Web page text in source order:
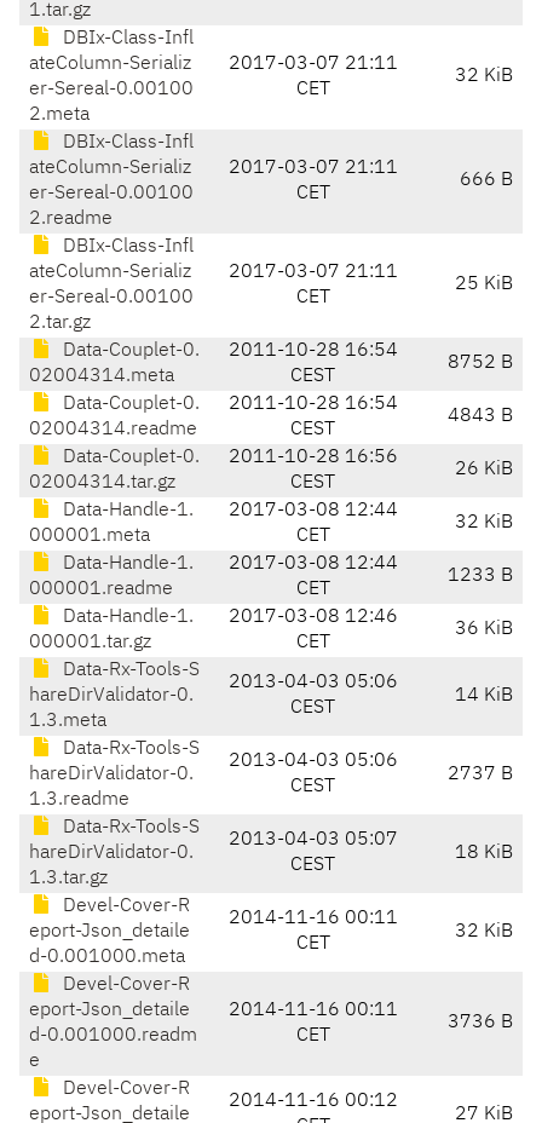
1.tar.gz
DBIx-Class-Infl
ateColumn-Serializ
er-Sereal-0.00100
2.meta
2017-03-07 21:11
CET
32 KiB
DBIx-Class-Infl
ateColumn-Serializ
er-Sereal-0.00100
2.readme
2017-03-07 21:11
CET
666 B
DBIx-Class-Infl
ateColumn-Serializ
er-Sereal-0.00100
2.tar.gz
2017-03-07 21:11
CET
25 KiB
Data-Couplet-0.
02004314.meta
2011-10-28 16:54
CEST
8752 B
Data-Couplet-0.
02004314.readme
2011-10-28 16:54
CEST
4843 B
Data-Couplet-0.
02004314.tar.gz
2011-10-28 16:56
CEST
26 KiB
Data-Handle-1.
000001.meta
2017-03-08 12:44
CET
32 KiB
Data-Handle-1.
000001.readme
2017-03-08 12:44
CET
1233 B
Data-Handle-1.
000001.tar.gz
2017-03-08 12:46
CET
36 KiB
Data-Rx-Tools-S
hareDirValidator-0.
1.3.meta
2013-04-03 05:06
CEST
14 KiB
Data-Rx-Tools-S
hareDirValidator-0.
1.3.readme
2013-04-03 05:06
CEST
2737 B
Data-Rx-Tools-S
hareDirValidator-0.
1.3.tar.gz
2013-04-03 05:07
CEST
18 KiB
Devel-Cover-R
eport-Json_detaile
d-0.001000.meta
2014-11-16 00:11
CET
32 KiB
Devel-Cover-R
eport-Json_detaile
d-0.001000.readm
e
2014-11-16 00:11
CET
3736 B
Devel-Cover-R
eport-Json_detaile
2014-11-16 00:12
27 KiB